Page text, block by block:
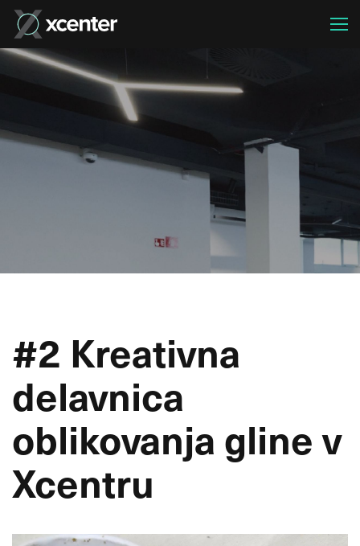
#2 Kreativna
delavnica
oblikovanja gline v
Xcentru